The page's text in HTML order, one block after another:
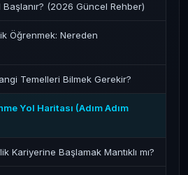
Başlanır? (2026 Güncel Rehber)
Öğrenmek: Nereden
Temelleri Bilmek Gerekir?
Yol Haritası (Adım Adım
Kariyerine Başlamak Mantıklı mı?